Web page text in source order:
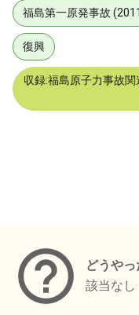
福島第一原発事故
復興
収録:福島原子力事故
どうや
該当なし